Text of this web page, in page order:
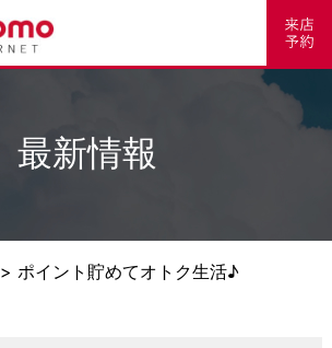
最新情報
> ポイント貯めてオトク生活♪